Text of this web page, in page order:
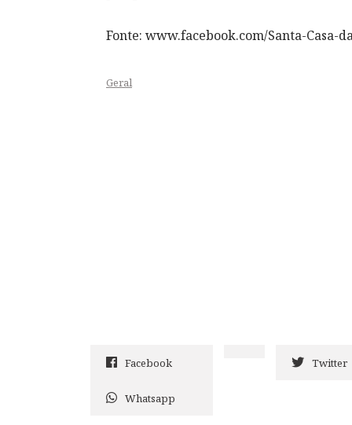
Fonte: www.facebook.com/Santa-Casa-
Geral
Facebook Twitter
Whatsapp